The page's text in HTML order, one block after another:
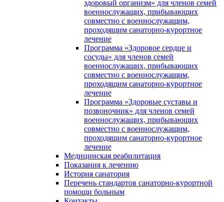
здоровый организм» для членов семей
военнослужащих, прибывающих
совместно с военнослужащим,
проходящим санаторно-курортное
лечение
Программа «Здоровое сердце и
сосуды» для членов семей
военнослужащих, прибывающих
совместно с военнослужащим,
проходящим санаторно-курортное
лечение
Программа «Здоровые суставы и
позвоночник» для членов семей
военнослужащих, прибывающих
совместно с военнослужащим,
проходящим санаторно-курортное
лечение
Медицинская реабилитация
Показания к лечению
История санатория
Перечень стандартов санаторно-курортной
помощи больным